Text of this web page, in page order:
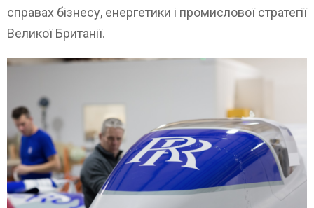
справах бізнесу, енергетики і промислової стратегії
Великої Британії.